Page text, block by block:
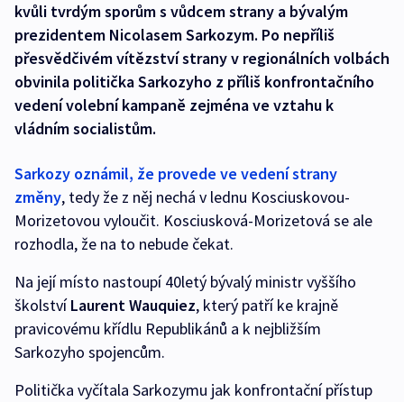
kvůli tvrdým sporům s vůdcem strany a bývalým
prezidentem Nicolasem Sarkozym. Po nepříliš
přesvědčivém vítězství strany v regionálních volbách
obvinila politička Sarkozyho z příliš konfrontačního
vedení volební kampaně zejména ve vztahu k
vládním socialistům.
Sarkozy oznámil, že provede ve vedení strany
změny, tedy že z něj nechá v lednu Kosciuskovou-
Morizetovou vyloučit. Kosciusková-Morizetová se ale
rozhodla, že na to nebude čekat.
Na její místo nastoupí 40letý bývalý ministr vyššího
školstvíLaurent Wauquiez, který patří ke krajně
pravicovému křídlu Republikánů a k nejbližším
Sarkozyho spojencům.
Politička vyčítala Sarkozymu jak konfrontační přístup